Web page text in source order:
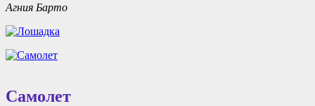
Агния Барто
Самолет